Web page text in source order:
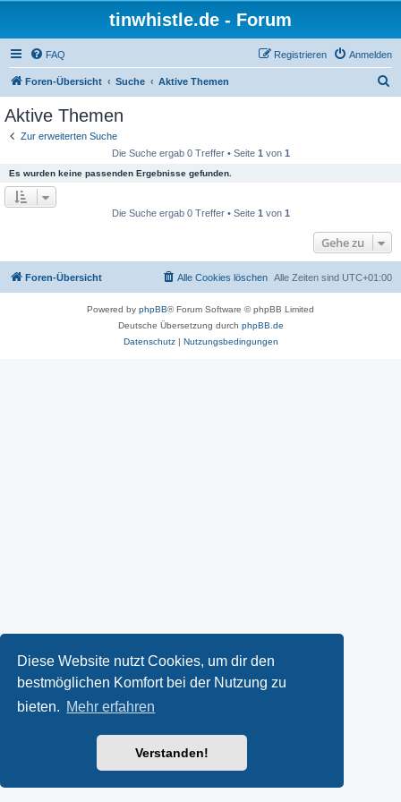
Diese Website nutzt Cookies, um dir den
bestmöglichen Komfort bei der Nutzung zu
bieten. Mehr erfahren
Verstanden!
tinwhistle.de - Forum
FAQ Anmelden
Registrieren
Foren-Übersicht Suche Aktive Themen
Aktive Themen
Zur erweiterten Suche
Die Suche ergab 0 Treffer • Seite 1 von 1
Es wurden keine passenden Ergebnisse gefunden.
Die Suche ergab 0 Treffer • Seite 1 von 1
Gehe zu
Foren-Übersicht Alle Zeiten sind UTC+01:00
Alle Cookies löschen
Powered by phpBB® Forum Software © phpBB Limited
Deutsche Übersetzung durch phpBB.de
Datenschutz| Nutzungsbedingungen